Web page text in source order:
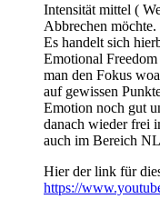
Intensität mittel (
Abbrechen
Es handelt sich
Emotional
man den Fokus
auf gewissen
Emotion noch gut
danach wieder frei
auch im Bereich
Hier der link für
https://